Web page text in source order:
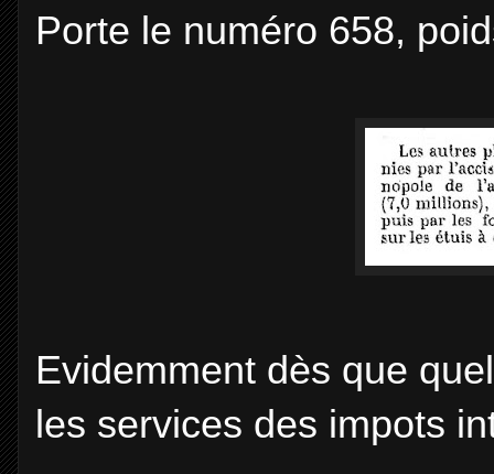
Porte le numéro 658,
Evidemment dès que
les services des impots